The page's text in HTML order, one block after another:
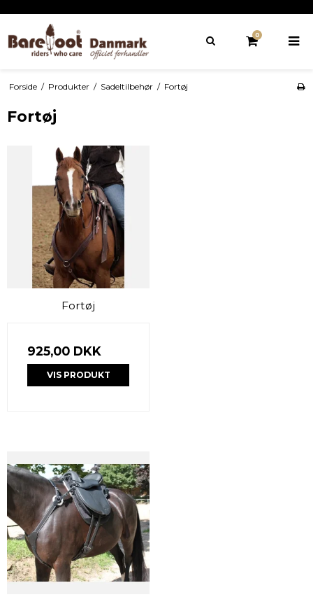
0
Forside / Produkter / Sadeltilbehør / Fortøj
Fortøj
Fortøj
925,00 DKK
VIS PRODUKT